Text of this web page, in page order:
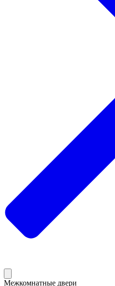
Межкомнатные двери